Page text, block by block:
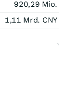
920,29 Mio.
1,11 Mrd. CNY